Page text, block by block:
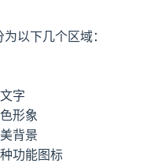
以下几个区域：
字
形象
背景
功能图标